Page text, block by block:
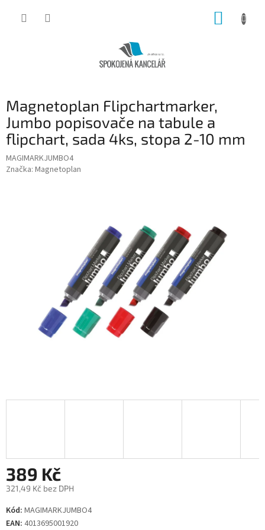
Magnetoplan Flipchartmarker,
Jumbo popisovače na tabule a
flipchart, sada 4ks, stopa 2-10 mm
MAGIMARKJUMBO4
Značka: Magnetoplan
389 Kč
321,49 Kč bez DPH
Měrná
cena:
Kód: MAGIMARKJUMBO4
EAN: 4013695001920